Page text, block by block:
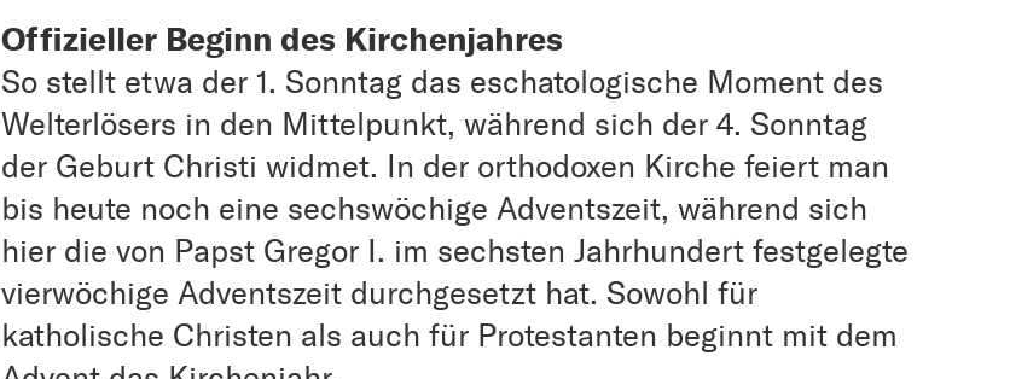
Offizieller Beginn des Kirchenjahres
So stellt etwa der 1. Sonntag das eschatologische Moment des
Welterlösers in den Mittelpunkt, während sich der 4. Sonntag
der Geburt Christi widmet. In der orthodoxen Kirche feiert man
bis heute noch eine sechswöchige Adventszeit, während sich
hier die von Papst Gregor I. im sechsten Jahrhundert festgelegte
vierwöchige Adventszeit durchgesetzt hat. Sowohl für
katholische Christen als auch für Protestanten beginnt mit dem